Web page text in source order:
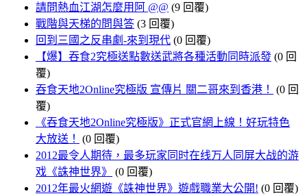
請問熱血江湖怎麼用阿 @@ (9 回覆)
戰階與天梯的問與答 (3 回覆)
回到三國之反串劇-來到現代 (0 回覆)
【爆】吞食2究極送點數送武將各種活動同時派發 (0 回
覆)
吞食天地2Online究極版 宣傳片 關二哥來到香港！
(0 回
覆)
《吞食天地2Online究極版》正式官網上線！好玩特色
大放送！
(0 回覆)
2012最令人期待，最多玩家同时在线万人同屏大战的游
戏《誅神世界》
(0 回覆)
2012年最火網遊《誅神世界》遊戲職業大公開! (0 回覆)